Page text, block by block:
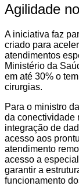
Agilidade
A iniciativa faz
criado para
atendimentos
Ministério da
em até 30% o
cirurgias.
Para o ministro
da conectividade
integração de
acesso aos
atendimento
acesso a
garantir a
funcionamento